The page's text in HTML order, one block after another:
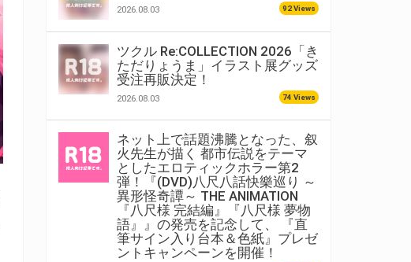
2026.08.03 92 Views
ツクル Re:COLLECTION 2026「き
ただりょうま」イラスト展グッズ
受注再販決定！
2026.08.03 74 Views
ネット上で話題沸騰となった、叙
火先生が描く 都市伝説をテーマ
としたエロティックホラー第2
弾！『(DVD)八尺八話快樂巡り ～
異形怪奇譚～ THE ANIMATION
『八尺様 完結編』『八尺様 夢物
語』』の発売を記念して、 『直
筆サイン入り台本＆色紙』プレゼ
ントキャンペーンを開催！